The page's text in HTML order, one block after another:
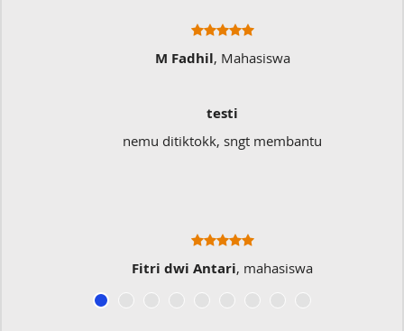
M Fadhil, Mahasiswa
testi
nemu ditiktokk, sngt membantu
Fitri dwi Antari, mahasiswa